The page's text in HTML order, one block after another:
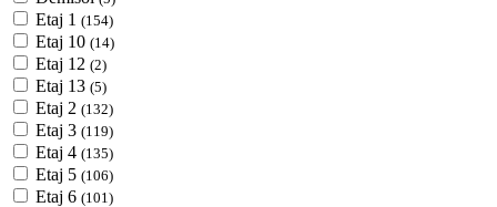
Etaj 1 (154)
Etaj 10 (14)
Etaj 12 (2)
Etaj 13 (5)
Etaj 2 (132)
Etaj 3 (119)
Etaj 4 (135)
Etaj 5 (106)
Etaj 6 (101)